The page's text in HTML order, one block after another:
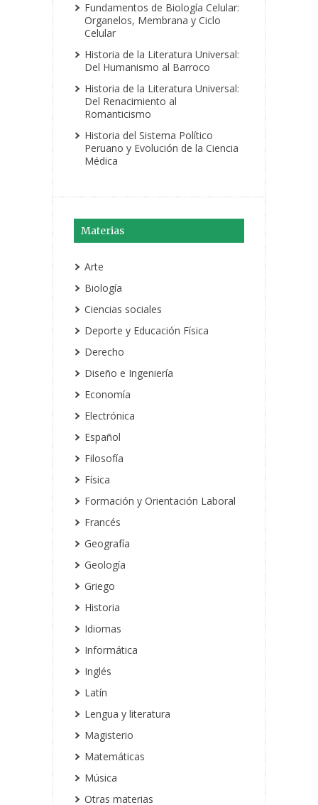
Fundamentos de Biología Celular:
Organelos, Membrana y Ciclo
Celular
Historia de la Literatura Universal:
Del Humanismo al Barroco
Historia de la Literatura Universal:
Del Renacimiento al
Romanticismo
Historia del Sistema Político
Peruano y Evolución de la Ciencia
Médica
Materias
Arte
Biología
Ciencias sociales
Deporte y Educación Física
Derecho
Diseño e Ingeniería
Economía
Electrónica
Español
Filosofía
Física
Formación y Orientación Laboral
Francés
Geografía
Geología
Griego
Historia
Idiomas
Informática
Inglés
Latín
Lengua y literatura
Magisterio
Matemáticas
Música
Otras materias